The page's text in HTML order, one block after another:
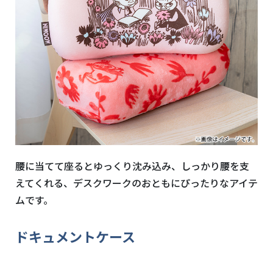
腰に当てて座るとゆっくり沈み込み、しっかり腰を支
えてくれる、デスクワークのおともにぴったりなアイテ
ムです。
ドキュメントケース